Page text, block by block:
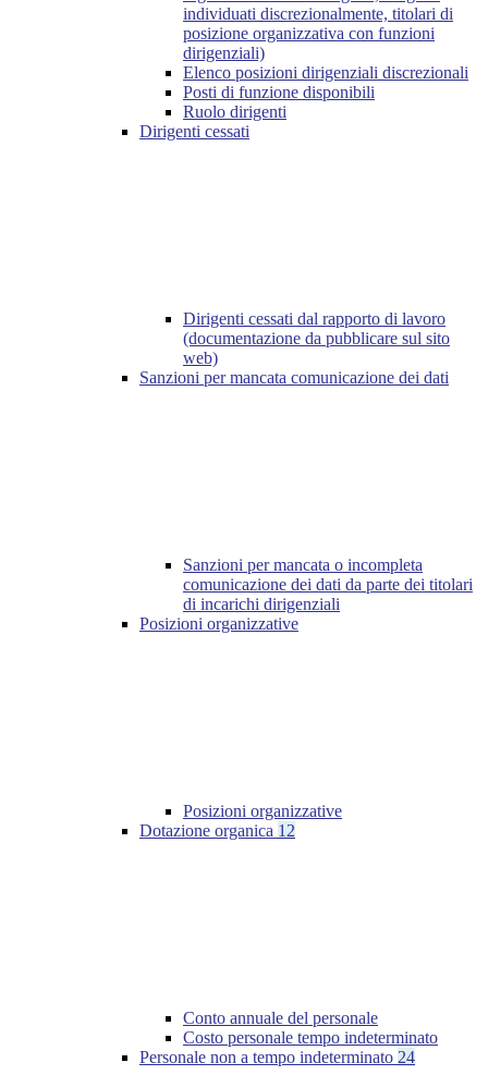
individuati discrezionalmente, titolari di
posizione organizzativa con funzioni
dirigenziali)
Elenco posizioni dirigenziali discrezionali
Posti di funzione disponibili
Ruolo dirigenti
Dirigenti cessati
Dirigenti cessati dal rapporto di lavoro
(documentazione da pubblicare sul sito
web)
Sanzioni per mancata comunicazione dei dati
Sanzioni per mancata o incompleta
comunicazione dei dati da parte dei titolari
di incarichi dirigenziali
Posizioni organizzative
Posizioni organizzative
Dotazione organica 12
Conto annuale del personale
Costo personale tempo indeterminato
Personale non a tempo indeterminato 24